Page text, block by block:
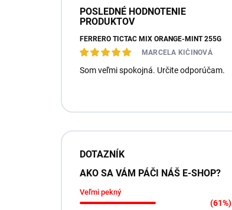
POSLEDNÉ HODNOTENIE
PRODUKTOV
FERRERO TICTAC MIX ORANGE-MINT 255G
MARCELA KIČINOVÁ
Som veľmi spokojná. Určite odporúčam.
DOTAZNÍK
AKO SA VÁM PÁČI NÁŠ E-SHOP?
Veľmi pekný
(61%)